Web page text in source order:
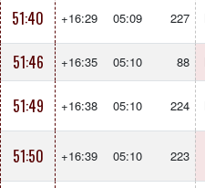
51:40 +16:29 05:09 227
51:46 +16:35 05:10 88
51:49 +16:38 05:10 224
51:50 +16:39 05:10 223